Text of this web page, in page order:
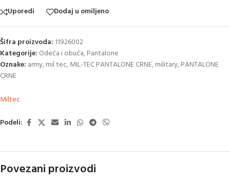
Uporedi Dodaj u omiljeno
Šifra proizvoda: 11926002
Kategorije: Odeća i obuća,Pantalone
Oznake: army,mil tec,MIL-TEC PANTALONE CRNE,military,PANTALONE
CRNE
Miltec
Podeli:
Povezani proizvodi